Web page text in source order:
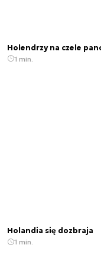
Holendrzy na czele
1 min.
Holandia się dozbraja
1 min.